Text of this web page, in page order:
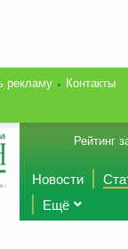
рекламу
Контакты
Рейтинг
Новости
Ещё